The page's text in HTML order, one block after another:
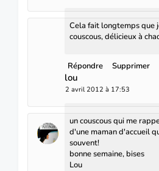
Cela fait longtemps que
couscous, délicieux à
Répondre Supprimer
lou
2 avril 2012 à 17:53
un couscous qui me
d'une maman d'accueil
souvent!
bonne semaine, bises
Lou